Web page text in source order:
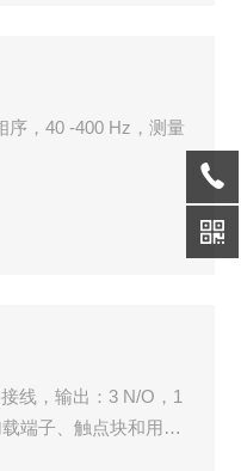
序，40 -400 Hz，测量
线，输出：3 N/O，1
端子、触点块和用于